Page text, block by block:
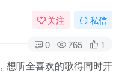
关注 私信
0 765 1
想听全喜欢的歌得同时开